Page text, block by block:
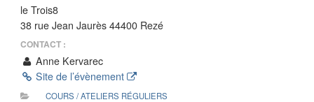
le Trois8
38 rue Jean Jaurès 44400 Rezé
CONTACT :
Anne Kervarec
Site de l’évènement
COURS / ATELIERS RÉGULIERS